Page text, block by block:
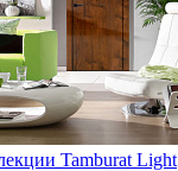
Tamburat Light